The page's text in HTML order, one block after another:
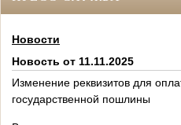
Новости
Новость от 11.11.2025
Изменение реквизитов для
государственной пошлины